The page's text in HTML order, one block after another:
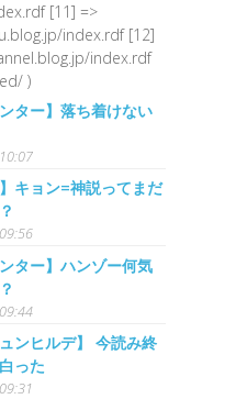
[11] =>
index.rdf [12]
index.rdf
)
ンター】落ち着けない
】キョン=神説ってまだ
ター】ハンゾー何気
ンヒルデ】 今読み終
った